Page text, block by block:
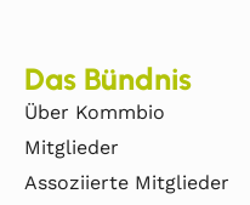
Das Bündnis
Über Kommbio
Mitglieder
Assoziierte Mitglieder